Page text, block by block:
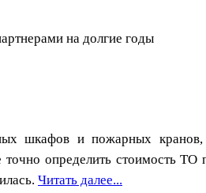
на долгие годы
шкафов и пожарных
определить стоимость ТО
Читать далее...